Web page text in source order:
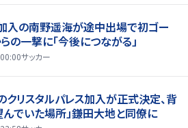
加入の南野遥海が途中出場で初ゴー
の一撃に「今後につながる」
サッカー
クリスタルパレス加入が正式決定、背
んでいた場所」鎌田大地と同僚に